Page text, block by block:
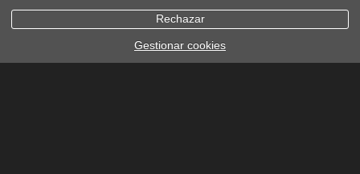
Rechazar
Gestionar cookies